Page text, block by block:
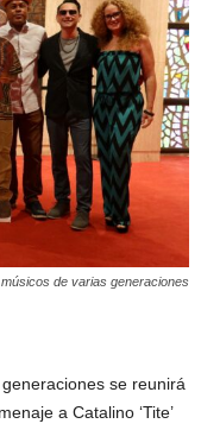
de varias generaciones
se reunirá
a Catalino ‘Tite’